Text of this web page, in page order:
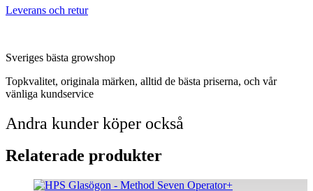
Leverans och retur
Sveriges bästa growshop
Topkvalitet, originala märken, alltid de bästa priserna, och vår
vänliga kundservice
Andra kunder köper också
Relaterade produkter